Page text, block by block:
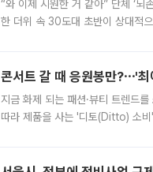
“와 이제 시원한 거 같아” 단체 ‘
한 더위 속 30도대 초반이 상대적
콘서트 갈 때 응원봉만?⋯'
지금 화제 되는 패션·뷰티 트렌드
따라 제품을 사는 '디토(Ditto) 소